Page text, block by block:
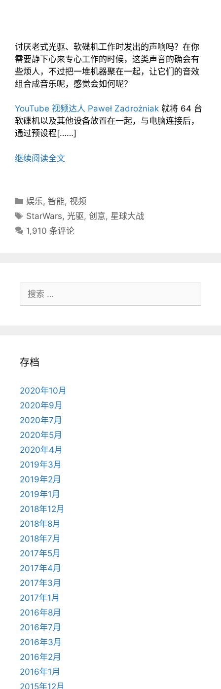
讨厌老式光驱、软碟机工作时发出的声响吗？在你
需要静下心来专心工作的时候，这类声音的确会有
些烦人，不过把一堆机器聚在一起，让它们的音效
组合成音乐呢，感觉会如何呢？
YouTube 视频达人 Paweł Zadrożniak 就将 64 台
软碟机以及其他设备放置在一起，与电脑连接后，
通过预设程[……]
继续阅读全文
分
类
录
娱乐,智能, 视频
标
签
StarWars, 光驱,创意, 星球大战
1,910 条评论
索：
存档
2020年10月
2020年9月
2020年7月
2020年5月
2020年4月
2019年3月
2019年2月
2019年1月
2018年12月
2018年8月
2018年7月
2017年5月
2017年4月
2017年3月
2017年1月
2016年8月
2016年7月
2016年3月
2016年2月
2016年1月
2015年12月